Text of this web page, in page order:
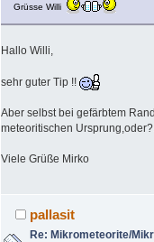
Grüsse Willi
Hallo Willi,
sehr guter Tip !!
Aber selbst bei gefärbtem
meteoritischen
Viele Grüße Mirko
pallasit
Re: Mikrometeorite/